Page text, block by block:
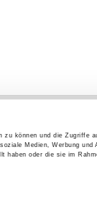
zu können und die Zugriffe
Medien, Werbung und
haben oder die sie im